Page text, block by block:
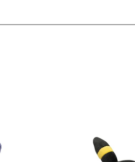
Ver detalles